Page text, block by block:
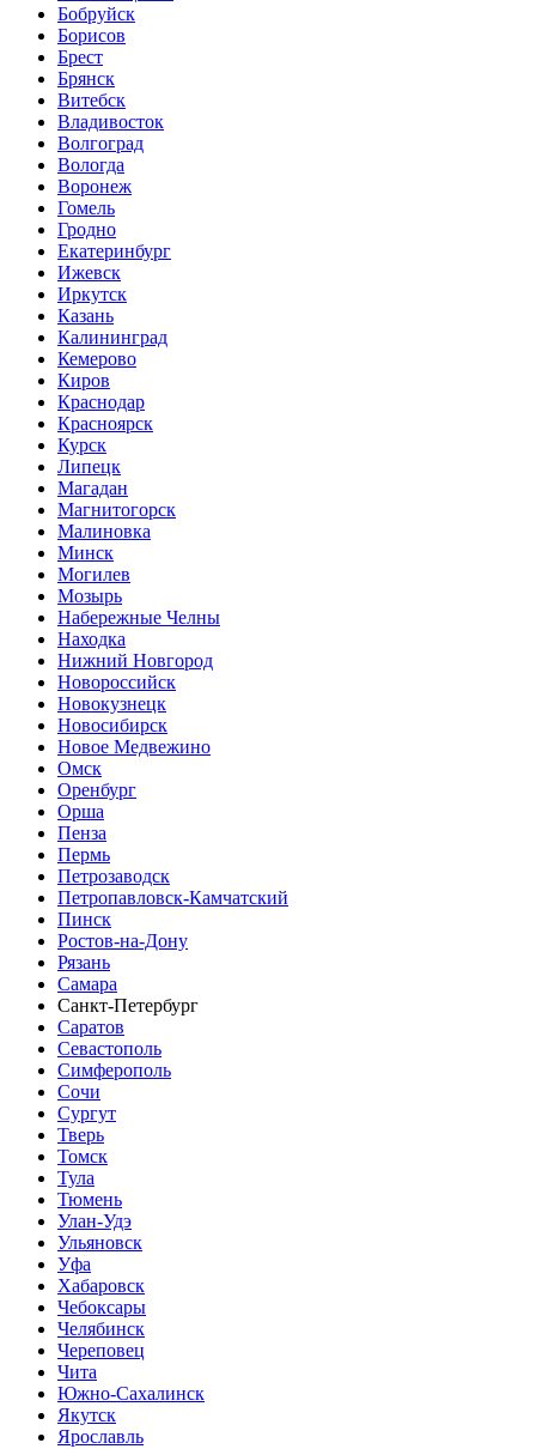
Бобруйск
Борисов
Брест
Брянск
Витебск
Владивосток
Волгоград
Вологда
Воронеж
Гомель
Гродно
Екатеринбург
Ижевск
Иркутск
Казань
Калининград
Кемерово
Киров
Краснодар
Красноярск
Курск
Липецк
Магадан
Магнитогорск
Малиновка
Минск
Могилев
Мозырь
Набережные Челны
Находка
Нижний Новгород
Новороссийск
Новокузнецк
Новосибирск
Новое Медвежино
Омск
Оренбург
Орша
Пенза
Пермь
Петрозаводск
Петропавловск-Камчатский
Пинск
Ростов-на-Дону
Рязань
Самара
Санкт-Петербург
Саратов
Севастополь
Симферополь
Сочи
Сургут
Тверь
Томск
Тула
Тюмень
Улан-Удэ
Ульяновск
Уфа
Хабаровск
Чебоксары
Челябинск
Череповец
Чита
Южно-Сахалинск
Якутск
Ярославль